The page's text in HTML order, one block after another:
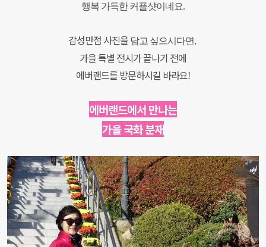
행복 가득한 커플샷이네요.
감성만점 사진을 담고 싶으시다면,
가을 특별 전시가 끝나기 전에
에버랜드를 방문하시길 바라요!
에버랜드에서 만나는
가을 국화 분재